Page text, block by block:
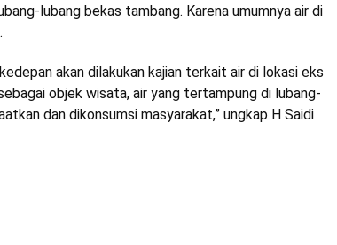
lubang bekas tambang. Karena umumnya air di
akan dilakukan kajian terkait air di lokasi eks
objek wisata, air yang tertampung di lubang-
dan dikonsumsi masyarakat,” ungkap H Saidi